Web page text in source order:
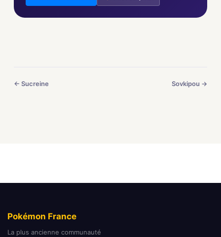
← Sucreine Sovkipou →
Pokémon France
La plus ancienne communauté